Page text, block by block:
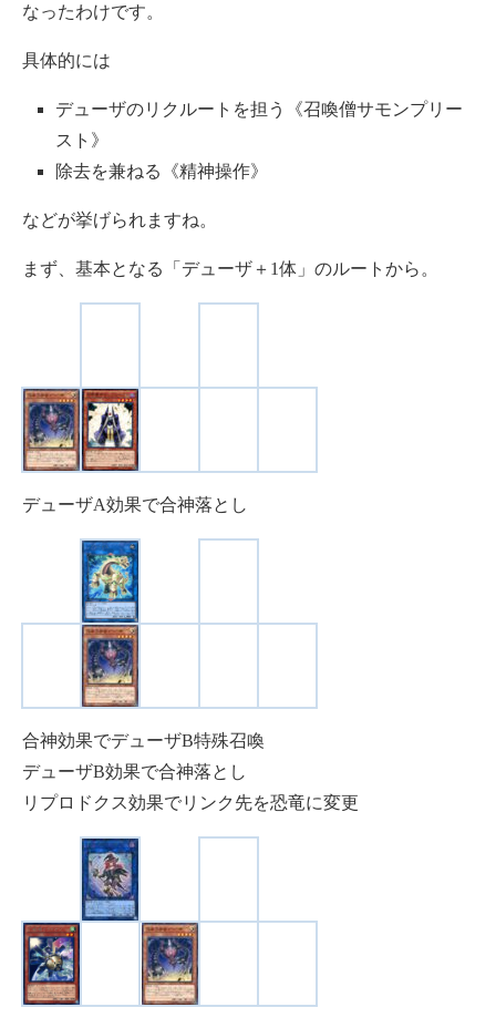
なったわけです。
具体的には
デューザのリクルートを担う《召喚僧サモンプリー
スト》
除去を兼ねる《精神操作》
などが挙げられますね。
まず、基本となる「デューザ＋1体」のルートから。
デューザA効果で合神落とし
合神効果でデューザB特殊召喚
デューザB効果で合神落とし
リプロドクス効果でリンク先を恐竜に変更